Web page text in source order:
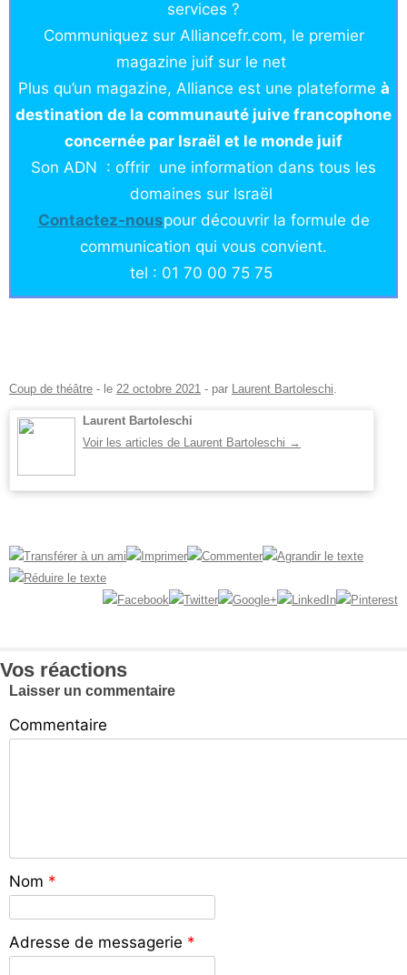
services ?
Communiquez sur Alliancefr.com, le premier
magazine juif sur le net
Plus qu’un magazine, Alliance est une plateforme à
destination de la communauté juive francophone
concernée par Israël et le monde juif
Son ADN : offrir une information dans tous les
domaines sur Israël
Contactez-nouspour découvrir la formule de
communication qui vous convient.
tel : 01 70 00 75 75
Coup de théâtre - le 22 octobre 2021 - par Laurent Bartoleschi.
Laurent Bartoleschi
Voir les articles de Laurent Bartoleschi →
Vos réactions
Laisser un commentaire
Commentaire
Nom *
Adresse de messagerie *